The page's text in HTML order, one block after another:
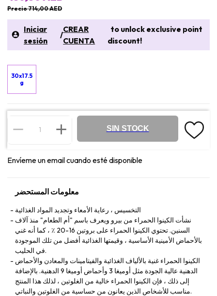
Precio 714٫00 AED
Iniciar
sesión
/
CREAR
CUENTA
to unlock exclusive point
discount!
30x17.5
g
SIN STOCK
Envíeme un email cuando esté disponible
معلومات المستحضر
التخسيس ، رعاية الأمعاء وتجديد المواد الغذائية
نشأت الكينوا الحمراء من بيرو ويعرف باسم "أم الطعام" منذ آلاف
السنين. تحتوي الكينوا الحمراء على بروتين 16-20 ٪ ، كما أنه غني
بالأحماض الأمينية الأساسية ، وقيمتها الغذائية أفضل من تلك الموجودة
في الحليب.
الكينوا الحمراء غنية بالألياف الغذائية والفيتامينات والمعادن والأحماض
الدهنية عالية الجودة مثل أوميغا 3 وأحماض أوميغا 9 الدهنية. بالإضافة
إلى ذلك ، فإن الكينوا الحمراء خالية من الغلوتين ، لذلك هذا المنتج
مناسب للأشخاص الذين يعانون من حساسية من الغلوتين والنباتي.